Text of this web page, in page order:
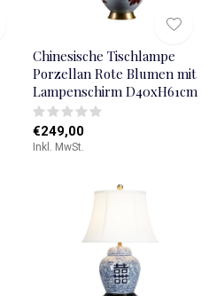
Chinesische Tischlampe
Porzellan Rote Blumen mit
Lampenschirm D40xH61cm
€249,00
Inkl. MwSt.